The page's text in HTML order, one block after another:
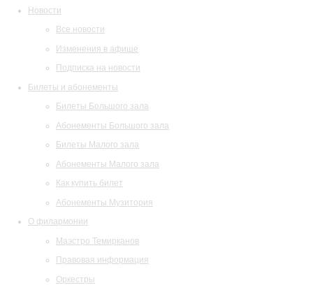
Новости
Все новости
Изменения в афише
Подписка на новости
Билеты и абонементы
Билеты Большого зала
Абонементы Большого зала
Билеты Малого зала
Абонементы Малого зала
Как купить билет
Абонементы Музитория
О филармонии
Маэстро Темирканов
Правовая информация
Оркестры